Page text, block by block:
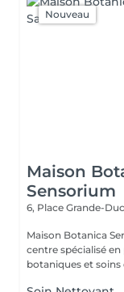
Nouveau
Maison
Sensorium
6, Place Grande-
Maison Botanica Sensorium Maison
centre spécialisé
botaniques et